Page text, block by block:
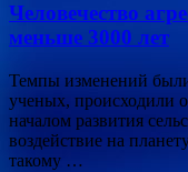
Человечество
меньше 3000 лет
Темпы изменений
ученых, происходили
началом развития
воздействие на
такому …